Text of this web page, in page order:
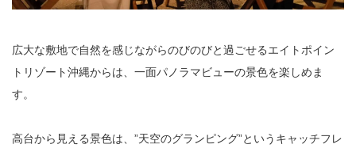
​広大な敷地で自然を感じながらのびのびと過ごせるエイトポイン
トリゾート沖縄からは、一面パノラマビューの景色を楽しめま
す。
高台から見える景色は、”天空のグランピング”というキャッチフレ